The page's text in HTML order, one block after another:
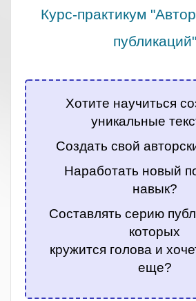
Курс-практикум
публикаций"
Хотите научиться
уникальные
Создать свой
Наработать новый
навык?
Составлять серию
которых
кружится голова и
еще?